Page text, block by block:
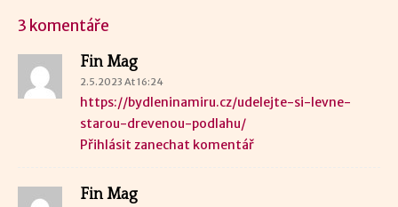
3 komentáře
Fin Mag
2.5.2023 At 16:24
https://bydleninamiru.cz/udelejte-si-levne-
starou-drevenou-podlahu/
Přihlásit zanechat komentář
Fin Mag